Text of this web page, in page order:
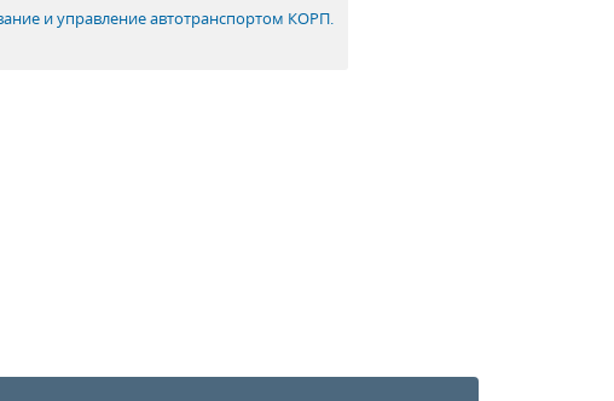
и управление автотранспортом КОРП.